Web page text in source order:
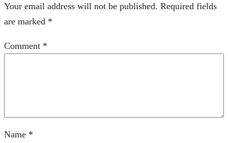
Your email address will not be published. Required fields
are marked *
Comment *
Name *